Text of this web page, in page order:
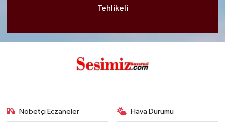
Tehlikeli
Nöbetçi Eczaneler Hava Durumu